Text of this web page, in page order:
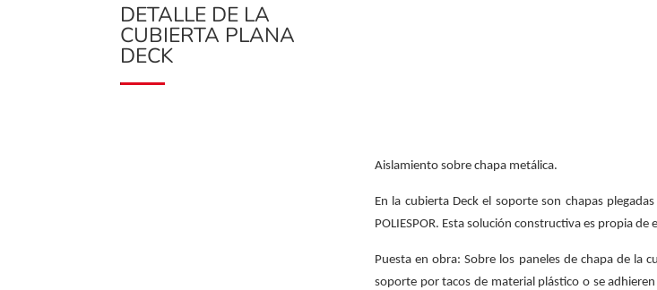
DETALLE DE LA
CUBIERTA PLANA
DECK
Aislamiento sobre chapa metálica.
En la cubierta Deck el soporte son chapas
POLIESPOR. Esta solución constructiva es propia
Puesta en obra: Sobre los paneles de chapa de la
soporte por tacos de material plástico o se